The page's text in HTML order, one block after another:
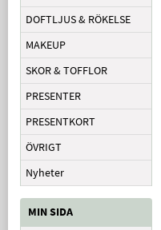
DOFTLJUS & RÖKELSE
MAKEUP
SKOR & TOFFLOR
PRESENTER
PRESENTKORT
ÖVRIGT
Nyheter
MIN SIDA